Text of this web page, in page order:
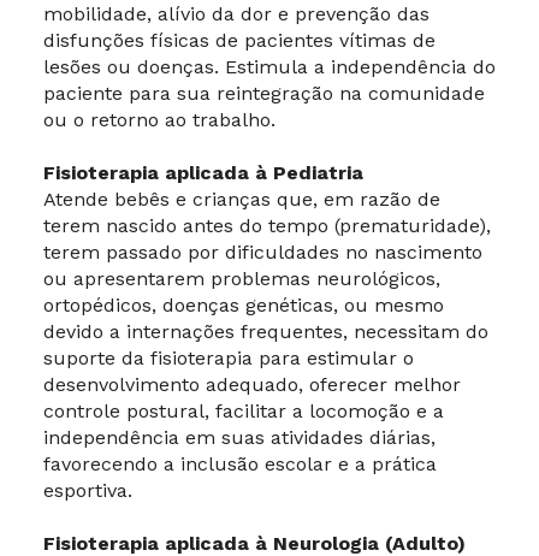
mobilidade, alívio da dor e prevenção das
disfunções físicas de pacientes vítimas de
lesões ou doenças. Estimula a independência do
paciente para sua reintegração na comunidade
ou o retorno ao trabalho.
Fisioterapia aplicada à Pediatria
Atende bebês e crianças que, em razão de
terem nascido antes do tempo (prematuridade),
terem passado por dificuldades no nascimento
ou apresentarem problemas neurológicos,
ortopédicos, doenças genéticas, ou mesmo
devido a internações frequentes, necessitam do
suporte da fisioterapia para estimular o
desenvolvimento adequado, oferecer melhor
controle postural, facilitar a locomoção e a
independência em suas atividades diárias,
favorecendo a inclusão escolar e a prática
esportiva.
Fisioterapia aplicada à Neurologia (Adulto)